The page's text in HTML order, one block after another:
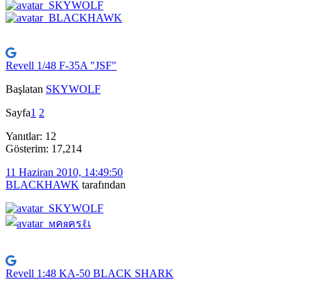
Revell 1/48 F-35A "JSF"
Başlatan SKYWOLF
Sayfa1 2
Yanıtlar: 12
Gösterim: 17,214
11 Haziran 2010, 14:49:50
BLACKHAWK tarafından
Revell 1:48 KA-50 BLACK SHARK